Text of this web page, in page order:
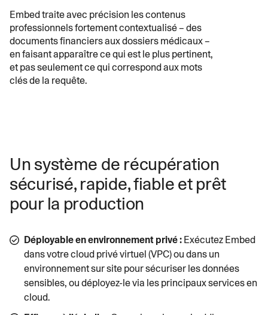
Embed traite avec précision les contenus
professionnels fortement contextualisé – des
documents financiers aux dossiers médicaux –
en faisant apparaître ce qui est le plus pertinent,
et pas seulement ce qui correspond aux mots
clés de la requête.
Un système de récupération
sécurisé, rapide, fiable et prêt
pour la production
Déployable en environnement privé : Exécutez Embed
dans votre cloud privé virtuel (VPC) ou dans un
environnement sur site pour sécuriser les données
sensibles, ou déployez-le via les principaux services en
cloud.